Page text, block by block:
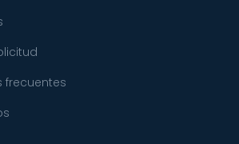
frecuentes